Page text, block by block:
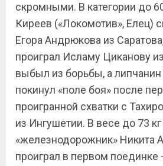
скромными. В категории до
Киреев («Локомотив», Елец)
Егора Андрюкова из
проиграл Исламу Циканову
выбыл из борьбы, а
покинул «поле боя» после
проигранной схватки с
из Ингушетии. В весе до 73
«железнодорожник» Никита
проиграл в первом